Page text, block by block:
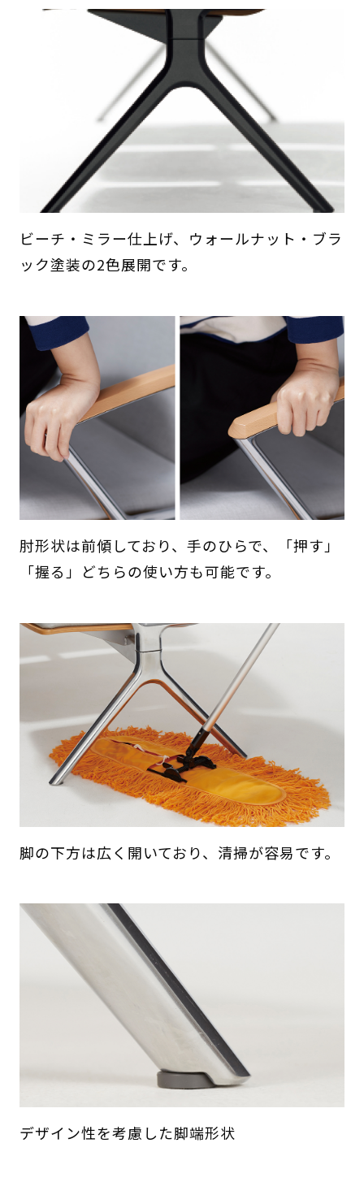
ビーチ・ミラー仕上げ、ウォールナット・ブラ
ック塗装の2色展開です。
肘形状は前傾しており、手のひらで、「押す」
「握る」どちらの使い方も可能です。
脚の下方は広く開いており、清掃が容易です。
デザイン性を考慮した脚端形状